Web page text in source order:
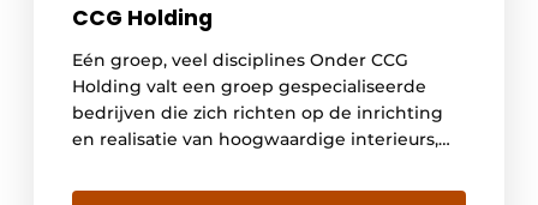
CCG Holding
Eén groep, veel disciplines Onder CCG
Holding valt een groep gespecialiseerde
bedrijven die zich richten op de inrichting
en realisatie van hoogwaardige interieurs,
Daarbij ligt de focus op de zorg, farma,